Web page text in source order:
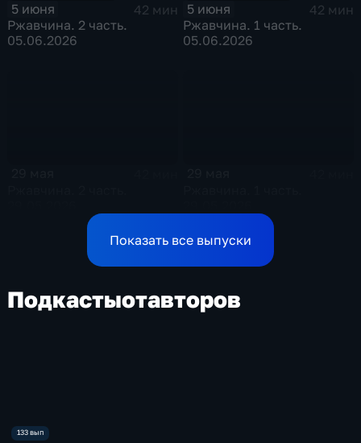
5 июня
42 мин
Ржавчина. 2 часть.
05.06.2026
5 июня
42 мин
Ржавчина. 1 часть.
05.06.2026
Показать все выпуски
Подкастыотавторов